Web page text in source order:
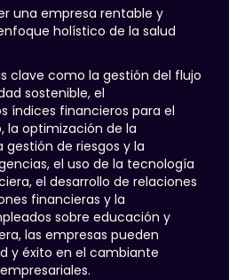
una empresa rentable y
holístico de la salud
clave como la gestión del flujo
sostenible, el
índices financieros para el
la optimización de la
de riesgos y la
el uso de la tecnología
el desarrollo de relaciones
financieras y la
sobre educación y
las empresas pueden
y éxito en el cambiante